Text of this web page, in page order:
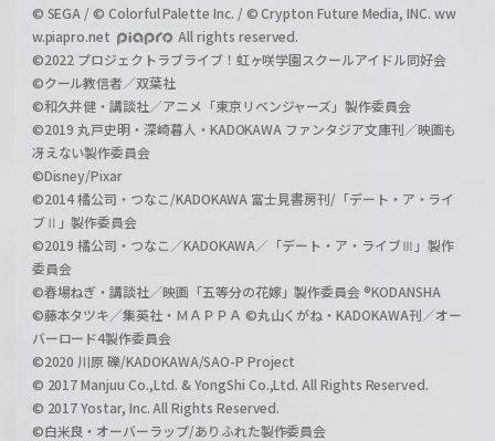
© SEGA / © Colorful Palette Inc. / © Crypton Future Media, INC. ww
w.piapro.net
All rights reserved.
©2022 プロジェクトラブライブ！虹ヶ咲学園スクールアイドル同好会
©クール教信者／双葉社
©和久井健・講談社／アニメ「東京リベンジャーズ」製作委員会
©2019 丸戸史明・深崎暮人・KADOKAWA ファンタジア文庫刊／映画も
冴えない製作委員会
©Disney/Pixar
©2014 橘公司・つなこ/KADOKAWA 富士見書房刊/「デート・ア・ライ
ブⅡ」製作委員会
©2019 橘公司・つなこ／KADOKAWA／「デート・ア・ライブⅢ」製作
委員会
©春場ねぎ・講談社／映画「五等分の花嫁」製作委員会 ®KODANSHA
©藤本タツキ／集英社・ＭＡＰＰＡ ©丸山くがね・KADOKAWA刊／オー
バーロード4製作委員会
©2020 川原 礫/KADOKAWA/SAO-P Project
© 2017 Manjuu Co.,Ltd. & YongShi Co.,Ltd. All Rights Reserved.
© 2017 Yostar, Inc. All Rights Reserved.
©白米良・オーバーラップ/ありふれた製作委員会